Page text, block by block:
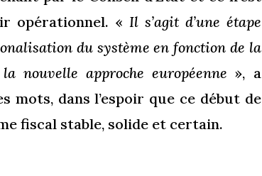
opérationnel. « Il s’agit d’une étape
du système en fonction de la
nouvelle approche européenne », a
mots, dans l’espoir que ce début de
fiscal stable, solide et certain.